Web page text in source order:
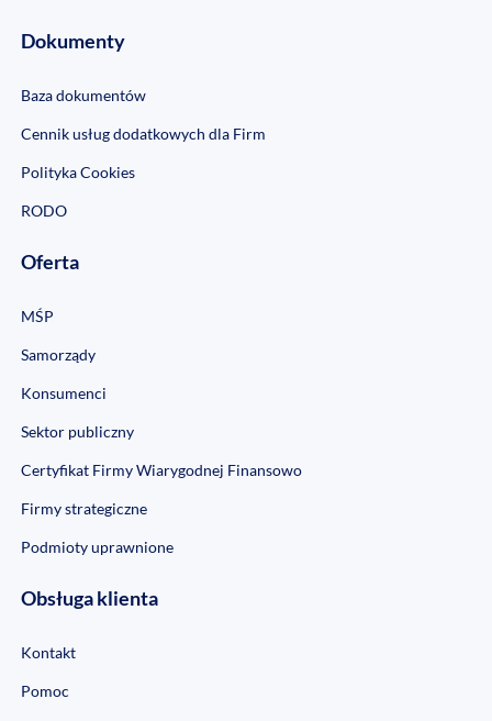
Dokumenty
Baza dokumentów
Cennik usług dodatkowych dla Firm
Polityka Cookies
RODO
Oferta
MŚP
Samorządy
Konsumenci
Sektor publiczny
Certyfikat Firmy Wiarygodnej Finansowo
Firmy strategiczne
Podmioty uprawnione
Obsługa klienta
Kontakt
Pomoc